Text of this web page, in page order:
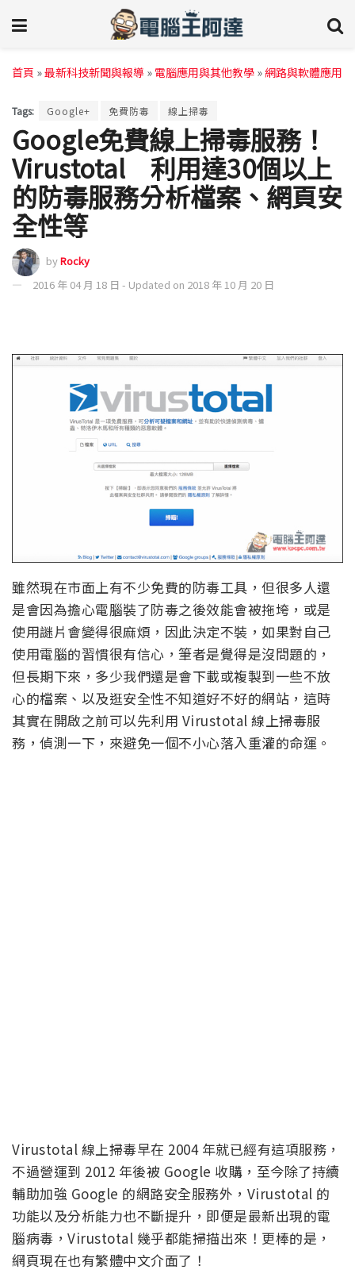
首頁 »最新科技新聞與報導 » 電腦應用與其他教學 »網路與軟體應用
Tags: Google+ 免費防毒 線上掃毒
Google免費線上掃毒服務！
Virustotal 利用達30個以上
的防毒服務分析檔案、網頁安
全性等
byRocky
2016 年 04 月 18 日 - Updated on 2018 年 10 月 20 日
雖然現在市面上有不少免費的防毒工具，但很多人還
是會因為擔心電腦裝了防毒之後效能會被拖垮，或是
使用謎片會變得很麻煩，因此決定不裝，如果對自己
使用電腦的習慣很有信心，筆者是覺得是沒問題的，
但長期下來，多少我們還是會下載或複製到一些不放
心的檔案、以及逛安全性不知道好不好的網站，這時
其實在開啟之前可以先利用 Virustotal 線上掃毒服
務，偵測一下，來避免一個不小心落入重灌的命運。
Virustotal 線上掃毒早在 2004 年就已經有這項服務，
不過營運到 2012 年後被 Google 收購，至今除了持續
輔助加強 Google 的網路安全服務外，Virustotal 的
功能以及分析能力也不斷提升，即便是最新出現的電
腦病毒，Virustotal 幾乎都能掃描出來！更棒的是，
網頁現在也有繁體中文介面了！